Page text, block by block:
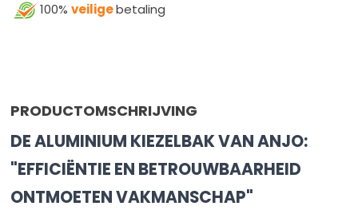
100% veiligebetaling
PRODUCTOMSCHRIJVING
DE ALUMINIUM KIEZELBAK VAN ANJO:
"EFFICIËNTIE EN BETROUWBAARHEID
ONTMOETEN VAKMANSCHAP"